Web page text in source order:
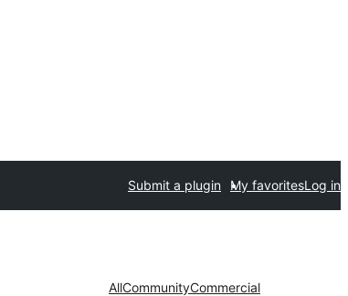
Submit a plugin My favoritesLog in
AllCommunityCommercial